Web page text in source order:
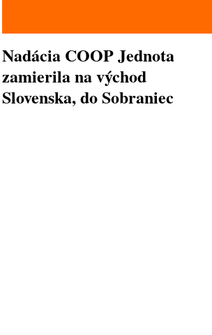
Nadácia COOP Jednota
zamierila na východ
Slovenska, do Sobraniec